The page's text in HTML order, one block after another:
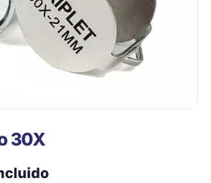
30X